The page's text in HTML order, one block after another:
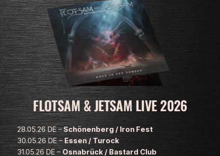
FLOTSAM & JETSAM LIVE 2026
28.05.26 DE –Schönenberg / Iron Fest
30.05.26 DE –Essen / Turock
31.05.26 DE –Osnabrück / Bastard Club